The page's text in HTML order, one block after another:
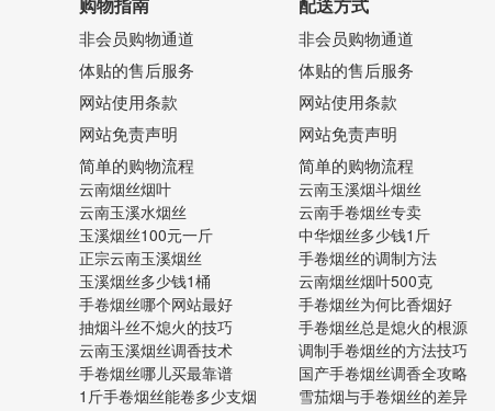
非会员购物通道
体贴的售后服务
网站使用条款
网站免责声明
简单的购物流程
云南烟丝烟叶
云南玉溪水烟丝
玉溪烟丝100元一斤
正宗云南玉溪烟丝
玉溪烟丝多少钱1桶
手卷烟丝哪个网站最好
抽烟斗丝不熄火的技巧
云南玉溪烟丝调香技术
手卷烟丝哪儿买最靠谱
1斤手卷烟丝能卷多少支烟
非会员购物通道
体贴的售后服务
网站使用条款
网站免责声明
简单的购物流程
云南玉溪烟斗烟丝
云南手卷烟丝专卖
中华烟丝多少钱1斤
手卷烟丝的调制方法
云南烟丝烟叶500克
手卷烟丝为何比香烟好
手卷烟丝总是熄火的根源
调制手卷烟丝的方法技巧
国产手卷烟丝调香全攻略
雪茄烟与手卷烟丝的差异